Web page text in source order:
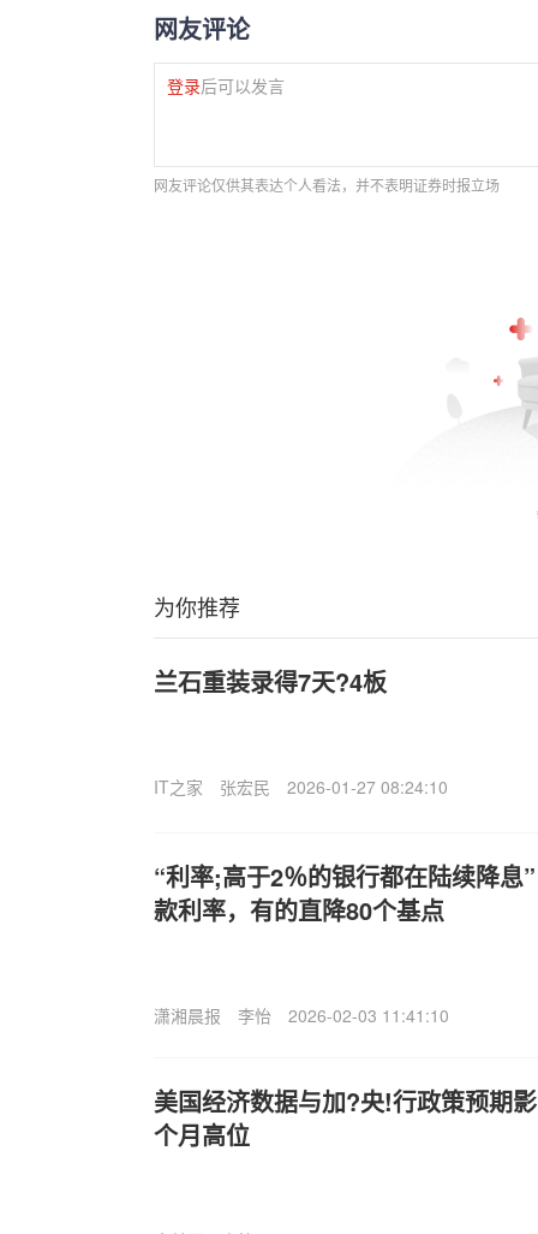
网友评论
登录后可以发言
网友评论仅供其表达个人看法，并不表明证券时报立场
为你推荐
兰石重装录得7天?4板
IT之家 张宏民 2026-01-27 08:24:10
“利率;高于2％的银行都在陆续降息
款利率，有的直降80个基点
潇湘晨报 李怡 2026-02-03 11:41:10
美国经济数据与加?央!行政策预期
个月高位